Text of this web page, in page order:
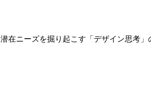
潜在ニーズを掘り起こす「デザイン思考」